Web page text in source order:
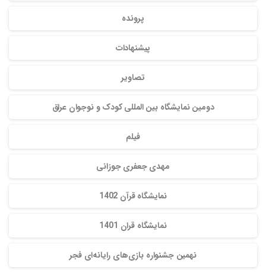
پرونده
پیشنهادات
تصاویر
دومین نمایشگاه بین المللی کودک و نوجوان عراق
فیلم
مهدی جعفری جوزانی
نمایشگاه قرآن 1402
نمایشگاه قران 1401
نهمین جشنواره بازی‌های رایانه‌ای فجر